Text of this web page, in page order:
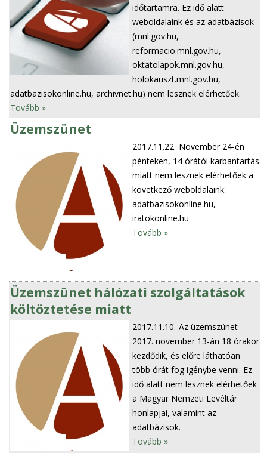
időtartamra. Ez idő alatt
weboldalaink és az adatbázisok
(mnl.gov.hu,
reformacio.mnl.gov.hu,
oktatolapok.mnl.gov.hu,
holokauszt.mnl.gov.hu,
adatbazisokonline.hu, archivnet.hu) nem lesznek elérhetőek.
Tovább »
Üzemszünet
2017.11.22. November 24-én
pénteken, 14 órától karbantartás
miatt nem lesznek elérhetőek a
következő weboldalaink:
adatbazisokonline.hu,
iratokonline.hu
Tovább »
Üzemszünet hálózati szolgáltatások
költöztetése miatt
2017.11.10. Az üzemszünet
2017. november 13-án 18 órakor
kezdődik, és előre láthatóan
több órát fog igénybe venni. Ez
idő alatt nem lesznek elérhetőek
a Magyar Nemzeti Levéltár
honlapjai, valamint az
adatbázisok.
Tovább »